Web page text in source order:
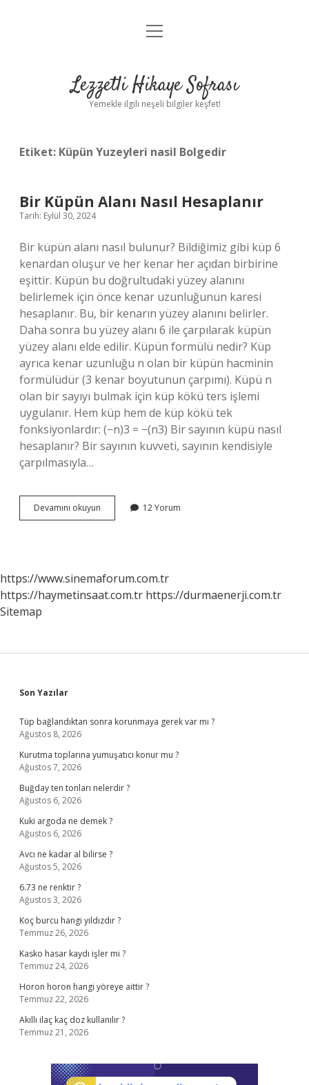
Anasayfa
Yasal Uyarı
menüyü
Lezzetli Hikaye Sofrası
Yemekle ilgili neşeli bilgiler keşfet!
Etiket: Küpün Yuzeyleri nasil Bolgedir
Bir Küpün Alanı Nasıl Hesaplanır
Tarih: Eylül 30, 2024
Bir küpün alanı nasıl bulunur? Bildiğimiz gibi küp 6
kenardan oluşur ve her kenar her açıdan birbirine
eşittir. Küpün bu doğrultudaki yüzey alanını
belirlemek için önce kenar uzunluğunun karesi
hesaplanır. Bu, bir kenarın yüzey alanını belirler.
Daha sonra bu yüzey alanı 6 ile çarpılarak küpün
yüzey alanı elde edilir. Küpün formülü nedir? Küp
ayrıca kenar uzunluğu n olan bir küpün hacminin
formülüdür (3 kenar boyutunun çarpımı). Küpü n
olan bir sayıyı bulmak için küp kökü ters işlemi
uygulanır. Hem küp hem de küp kökü tek
fonksiyonlardır: (−n)3 = −(n3) Bir sayının küpü nasıl
hesaplanır? Bir sayının kuvveti, sayının kendisiyle
çarpılmasıyla…
Devamını okuyun
Küpün
12 Yorum
https://www.sinemaforum.com.tr
https://haymetinsaat.com.tr https://durmaenerji.com.tr
Sitemap
Sidebar
Son Yazılar
Tüp bağlandıktan sonra korunmaya gerek var mı ?
Ağustos 8, 2026
Kurutma toplarına yumuşatıcı konur mu ?
Ağustos 7, 2026
Buğday ten tonları nelerdir ?
Ağustos 6, 2026
Kuki argoda ne demek ?
Ağustos 6, 2026
Avcı ne kadar al bilirse ?
Ağustos 5, 2026
6.73 ne renktir ?
Ağustos 3, 2026
Koç burcu hangi yıldızdır ?
Temmuz 26, 2026
Kasko hasar kaydı işler mi ?
Temmuz 24, 2026
Horon horon hangi yöreye aittir ?
Temmuz 22, 2026
Akıllı ilaç kaç doz kullanılır ?
Temmuz 21, 2026